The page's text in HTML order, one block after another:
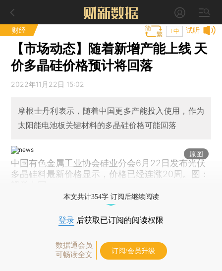
财经 试听
T中
【市场动态】随着新增产能上线 天
价多晶硅价格预计将回落
2022年11月22日 15:02
摩根士丹利表示，随着中国更多产能投入使用，作为
太阳能电池板关键材料的多晶硅价格可能回落
原图
中国有色金属工业协会硅业分会6月22日发布光伏
多晶硅料最新价格显示，价格已经连涨20周。图：
本文共计354字 订阅后继续阅读
登录 后获取已订阅的阅读权限
数据通会员
可畅读全文
订阅/会员升级